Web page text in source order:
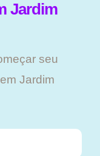
Jardim
seu
Jardim